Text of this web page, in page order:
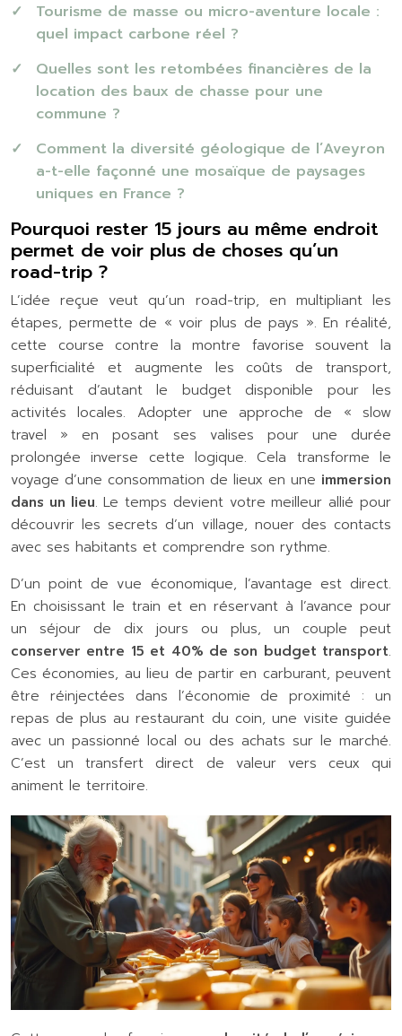
Tourisme de masse ou micro-aventure locale :
quel impact carbone réel ?
Quelles sont les retombées financières de la
location des baux de chasse pour une
commune ?
Comment la diversité géologique de l’Aveyron
a-t-elle façonné une mosaïque de paysages
uniques en France ?
Pourquoi rester 15 jours au même endroit
permet de voir plus de choses qu’un
road-trip ?
L’idée reçue veut qu’un road-trip, en multipliant les
étapes, permette de « voir plus de pays ». En réalité,
cette course contre la montre favorise souvent la
superficialité et augmente les coûts de transport,
réduisant d’autant le budget disponible pour les
activités locales. Adopter une approche de « slow
travel » en posant ses valises pour une durée
prolongée inverse cette logique. Cela transforme le
voyage d’une consommation de lieux en une immersion
dans un lieu. Le temps devient votre meilleur allié pour
découvrir les secrets d’un village, nouer des contacts
avec ses habitants et comprendre son rythme.
D’un point de vue économique, l’avantage est direct.
En choisissant le train et en réservant à l’avance pour
un séjour de dix jours ou plus, un couple peut
conserver entre 15 et 40% de son budget transport.
Ces économies, au lieu de partir en carburant, peuvent
être réinjectées dans l’économie de proximité : un
repas de plus au restaurant du coin, une visite guidée
avec un passionné local ou des achats sur le marché.
C’est un transfert direct de valeur vers ceux qui
animent le territoire.